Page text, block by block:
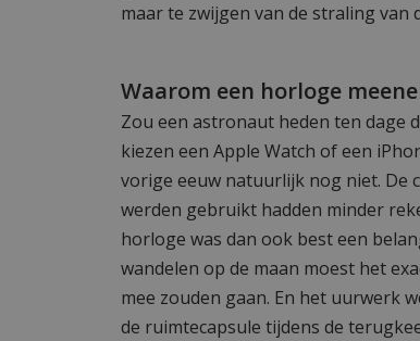
maar te zwijgen van de straling van
Waarom een ​​horloge
Zou een astronaut heden ten dage
kiezen een Apple Watch of een
vorige eeuw natuurlijk nog niet. De
werden gebruikt hadden minder
horloge was dan ook best een
wandelen op de maan moest het
mee zouden gaan. En het uurwerk
de ruimtecapsule tijdens de